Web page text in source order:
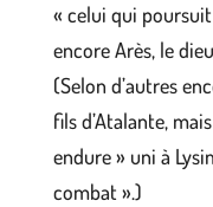
« celui qui
encore Arès, le
(Selon d’autres
fils d’Atalante,
endure » uni à
combat ».)